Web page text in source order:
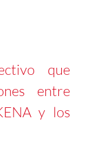
que
entre
y los